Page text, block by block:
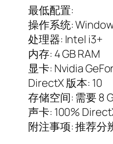
最低配置:
操作系统:
处理器: Intel i3+
内存: 4 GB RAM
显卡: Nvidia
DirectX 版本: 10
存储空间: 需要 8
声卡: 100%
附注事项: 推荐分